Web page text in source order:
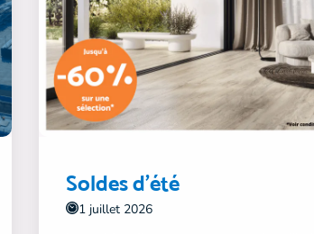
Soldes d'été
1 juillet 2026